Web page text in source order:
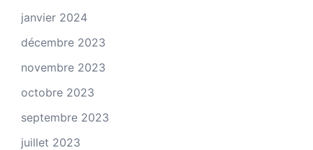
janvier 2024
décembre 2023
novembre 2023
octobre 2023
septembre 2023
juillet 2023